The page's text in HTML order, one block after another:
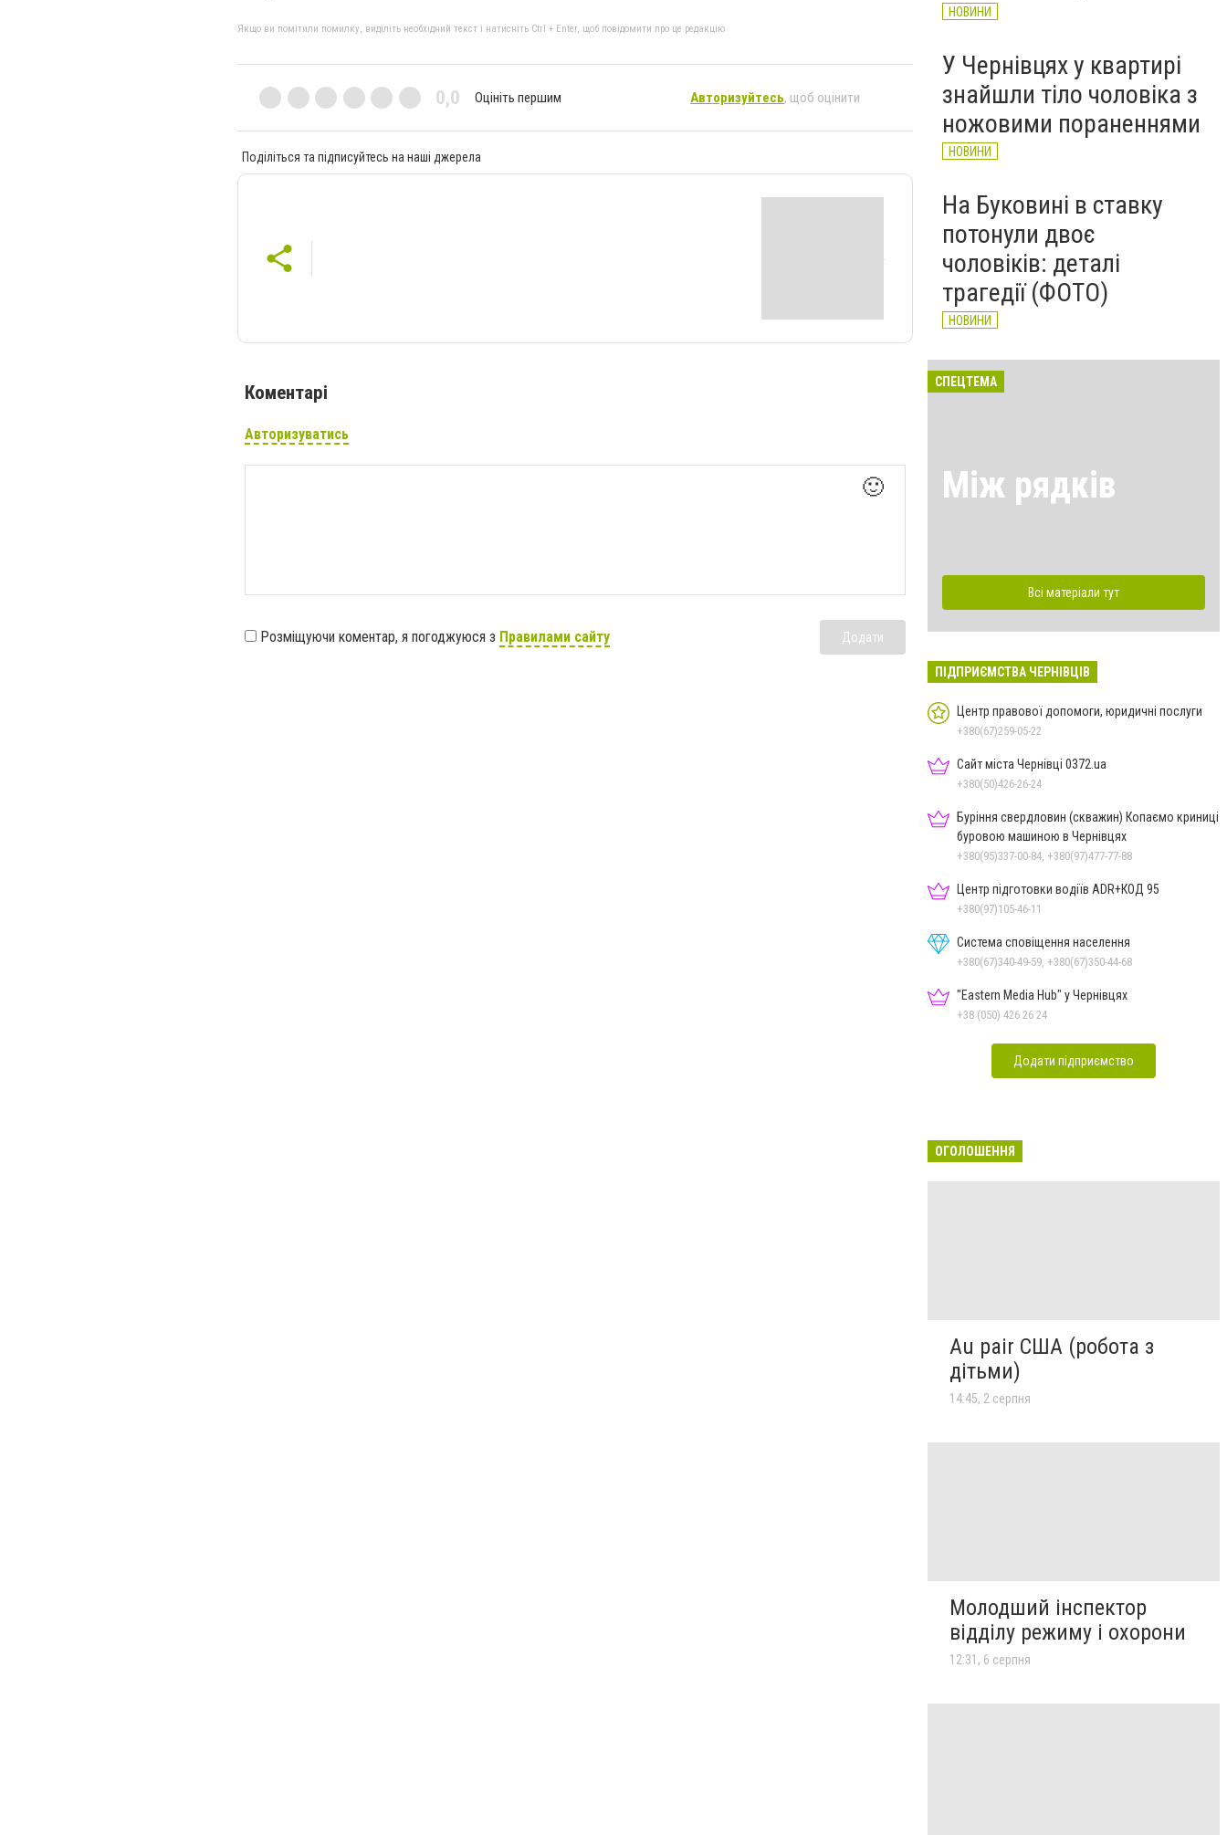
Якщо ви помітили помилку, виділіть необхідний текст і натисніть Ctrl + Enter, щоб повідомити про це редакцію
0,0 Оцініть першим Авторизуйтесь, щоб оцінити
Поділіться та підписуйтесь на наші джерела
Коментарі
Авторизуватись
🙂
Розміщуючи коментар, я погоджуюся з Правилами сайту Додати
НОВИНИ
У Чернівцях у квартирі
знайшли тіло чоловіка з
ножовими пораненнями
НОВИНИ
На Буковині в ставку
потонули двоє
чоловіків: деталі
трагедії (ФОТО)
НОВИНИ
СПЕЦТЕМА
Між рядків
Всі матеріали тут
ПІДПРИЄМСТВА ЧЕРНІВЦІВ
Центр правової допомоги, юридичні послуги
+380(67)259-05-22
Сайт міста Чернівці 0372.ua
+380(50)426-26-24
Буріння свердловин (скважин) Копаємо криниці
буровою машиною в Чернівцях
+380(95)337-00-84, +380(97)477-77-88
Центр підготовки водіїв ADR+КОД 95
+380(97)105-46-11
Система сповіщення населення
+380(67)340-49-59, +380(67)350-44-68
"Eastern Media Hub" у Чернівцях
+38 (050) 426 26 24
Додати підприємство
ОГОЛОШЕННЯ
Au pair США (робота з
дітьми)
14:45, 2 серпня
Молодший інспектор
відділу режиму і охорони
12:31, 6 серпня